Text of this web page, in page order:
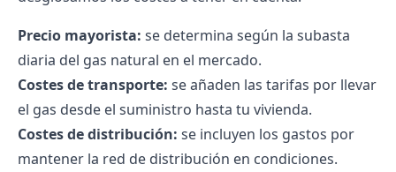
Precio mayorista: se determina según la subasta
diaria del gas natural en el mercado.
Costes de transporte: se añaden las tarifas por llevar
el gas desde el suministro hasta tu vivienda.
Costes de distribución: se incluyen los gastos por
mantener la red de distribución en condiciones.